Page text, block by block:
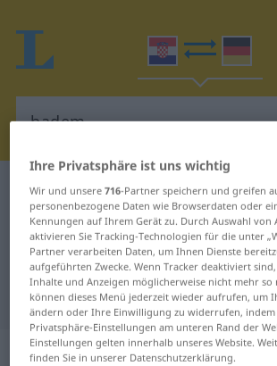
Kroatisch-Deutsch Wörterbuch
Kroatisch-Deutsch
"badem"
"badem" Deutsch
„badem“
Ihre Privatsphäre ist uns wichtig
Wir und unsere716-Partner speichern und greifen
personenbezogene Daten wie Browserdaten oder
Kennungen auf Ihrem Gerät zu. Durch Auswahl von
aktivieren Sie Tracking-Technologien für die unter
Partner verarbeiten Daten, um Ihnen Dienste
aufgeführten Zwecke. Wenn Tracker deaktiviert
Inhalte und Anzeigen möglicherweise nicht mehr so
können dieses Menü jederzeit wieder aufrufen, um
ändern oder Ihre Einwilligung zu widerrufen, indem
Privatsphäre-Einstellungen am unteren Rand der
Einstellungen gelten innerhalb unseres Website.
finden Sie in unserer Datenschutzerklärung.